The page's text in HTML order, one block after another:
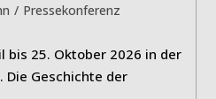
/ Pressekonferenz
bis 25. Oktober 2026 in der
Die Geschichte der